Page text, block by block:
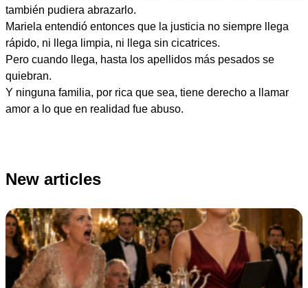
también pudiera abrazarlo.
Mariela entendió entonces que la justicia no siempre llega
rápido, ni llega limpia, ni llega sin cicatrices.
Pero cuando llega, hasta los apellidos más pesados se
quiebran.
Y ninguna familia, por rica que sea, tiene derecho a llamar
amor a lo que en realidad fue abuso.
New articles